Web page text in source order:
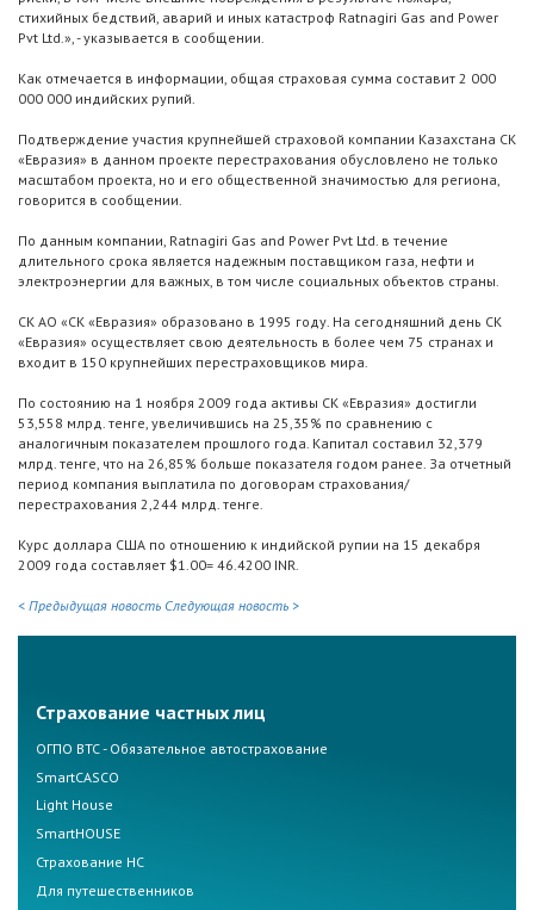
стихийных бедствий, аварий и иных катастроф Ratnagiri Gas and Power
Pvt Ltd.», - указывается в сообщении.
Как отмечается в информации, общая страховая сумма составит 2 000
000 000 индийских рупий.
Подтверждение участия крупнейшей страховой компании Казахстана СК
«Евразия» в данном проекте перестрахования обусловлено не только
масштабом проекта, но и его общественной значимостью для региона,
говорится в сообщении.
По данным компании, Ratnagiri Gas and Power Pvt Ltd. в течение
длительного срока является надежным поставщиком газа, нефти и
электроэнергии для важных, в том числе социальных объектов страны.
СК АО «СК «Евразия» образовано в 1995 году. На сегодняшний день СК
«Евразия» осуществляет свою деятельность в более чем 75 странах и
входит в 150 крупнейших перестраховщиков мира.
По состоянию на 1 ноября 2009 года активы СК «Евразия» достигли
53,558 млрд. тенге, увеличившись на 25,35% по сравнению с
аналогичным показателем прошлого года. Капитал составил 32,379
млрд. тенге, что на 26,85% больше показателя годом ранее. За отчетный
период компания выплатила по договорам страхования/
перестрахования 2,244 млрд. тенге.
Курс доллара США по отношению к индийской рупии на 15 декабря
2009 года составляет $1.00= 46.4200 INR.
< Предыдущая новость Следующая новость >
Страхование частных лиц
ОГПО ВТС - Обязательное автострахование
SmartCASCO
Light House
SmartHOUSE
Страхование НС
Для путешественников